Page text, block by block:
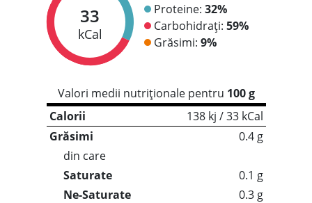
33
kCal
Proteine: 32%
Carbohidrați: 59%
Grăsimi: 9%
Valori medii nutriționale pentru 100 g
Calorii
138 kj / 33 kCal
Grăsimi
0.4 g
din care
Saturate
0.1 g
Ne-Saturate
0.3 g